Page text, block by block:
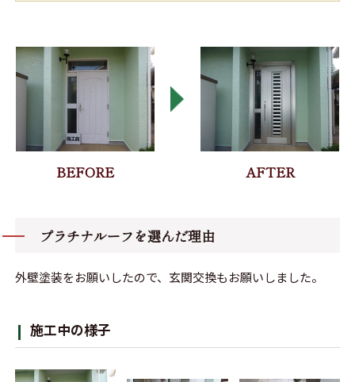
プラチナルーフを選んだ理由
外壁塗装をお願いしたので、玄関交換もお願いしました。
施工中の様子